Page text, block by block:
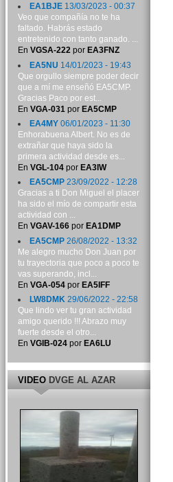
EA1BJE13/03/2023 - 00:37
Veo que compañía no te ha
faltado. Habrás estado
entretenido con tanto ganado. ...
En VGSA-222por EA3FNZ
EA5NU 14/01/2023 - 19:43
Que orgullo siempre poder decir
que a mí me enseñó EA5CMP.
Gracias Paco por est...
En VGA-031 por EA5CMP
EA4MY06/01/2023 - 11:30
Enhorabuena Albert. No es de
extrañar que haya sido la
primera actividad desde es...
En VGL-104por EA3IW
EA5CMP23/09/2022 - 12:28
Gracias a ti Don Miguel el placer
ha sido el mío de compartir esta
actividad con ...
En VGAV-166por EA1DMP
EA5CMP26/08/2022 - 13:32
Me alegro mucho Don Juan por
tu trayectoria que poco a poco te
vas superando, incl...
En VGA-054por EA5IFF
LW8DMK29/06/2022 - 22:58
Que lindo ver tu gran actividad
amigo querido !!! Abrazo muy
fuerte desde el otro...
En VGIB-024por EA6LU
VIDEODVGE AL AZAR